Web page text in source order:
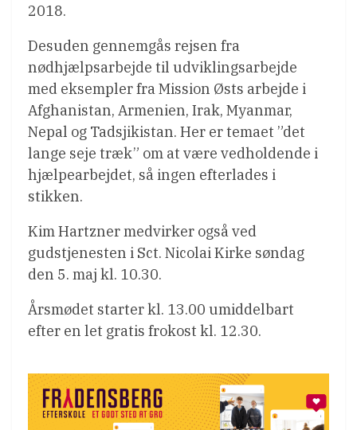
2018.
Desuden gennemgås rejsen fra
nødhjælpsarbejde til udviklingsarbejde
med eksempler fra Mission Østs arbejde i
Afghanistan, Armenien, Irak, Myanmar,
Nepal og Tadsjikistan. Her er temaet ”det
lange seje træk” om at være vedholdende i
hjælpearbejdet, så ingen efterlades i
stikken.
Kim Hartzner medvirker også ved
gudstjenesten i Sct. Nicolai Kirke søndag
den 5. maj kl. 10.30.
Årsmødet starter kl. 13.00 umiddelbart
efter en let gratis frokost kl. 12.30.